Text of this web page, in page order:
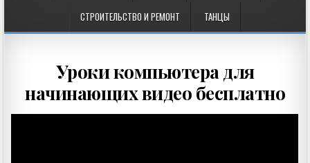
СТРОИТЕЛЬСТВО И РЕМОНТ ТАНЦЫ
Уроки компьютера для
начинающих видео бесплатно